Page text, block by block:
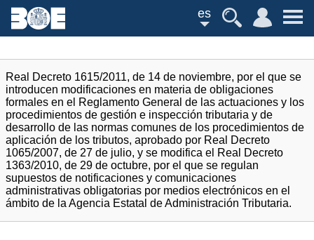
es
Real Decreto 1615/2011, de 14 de noviembre, por el que se
introducen modificaciones en materia de obligaciones
formales en el Reglamento General de las actuaciones y los
procedimientos de gestión e inspección tributaria y de
desarrollo de las normas comunes de los procedimientos de
aplicación de los tributos, aprobado por Real Decreto
1065/2007, de 27 de julio, y se modifica el Real Decreto
1363/2010, de 29 de octubre, por el que se regulan
supuestos de notificaciones y comunicaciones
administrativas obligatorias por medios electrónicos en el
ámbito de la Agencia Estatal de Administración Tributaria.